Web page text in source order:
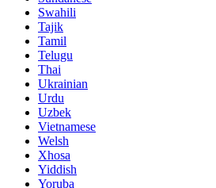
Swahili
Tajik
Tamil
Telugu
Thai
Ukrainian
Urdu
Uzbek
Vietnamese
Welsh
Xhosa
Yiddish
Yoruba